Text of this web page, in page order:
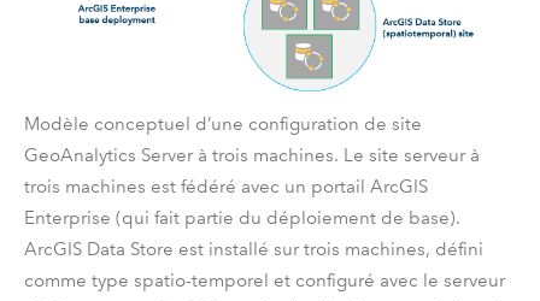
Modèle conceptuel d’une configuration de site
GeoAnalytics Serverà trois machines. Le site serveur à
trois machines est fédéré avec un portail ArcGIS
Enterprise (qui fait partie du déploiement de base).
ArcGIS Data Store est installé sur trois machines, défini
comme type spatio-temporel et configuré avec le serveur